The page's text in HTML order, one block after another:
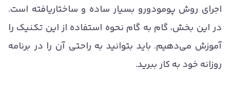
اجرای روش پومودورو بسیار ساده و ساختاریافته است.
در این بخش، گام به گام نحوه استفاده از این تکنیک را
آموزش می‌دهیم. باید بتوانید به راحتی آن را در برنامه
روزانه خود به کار ببرید.